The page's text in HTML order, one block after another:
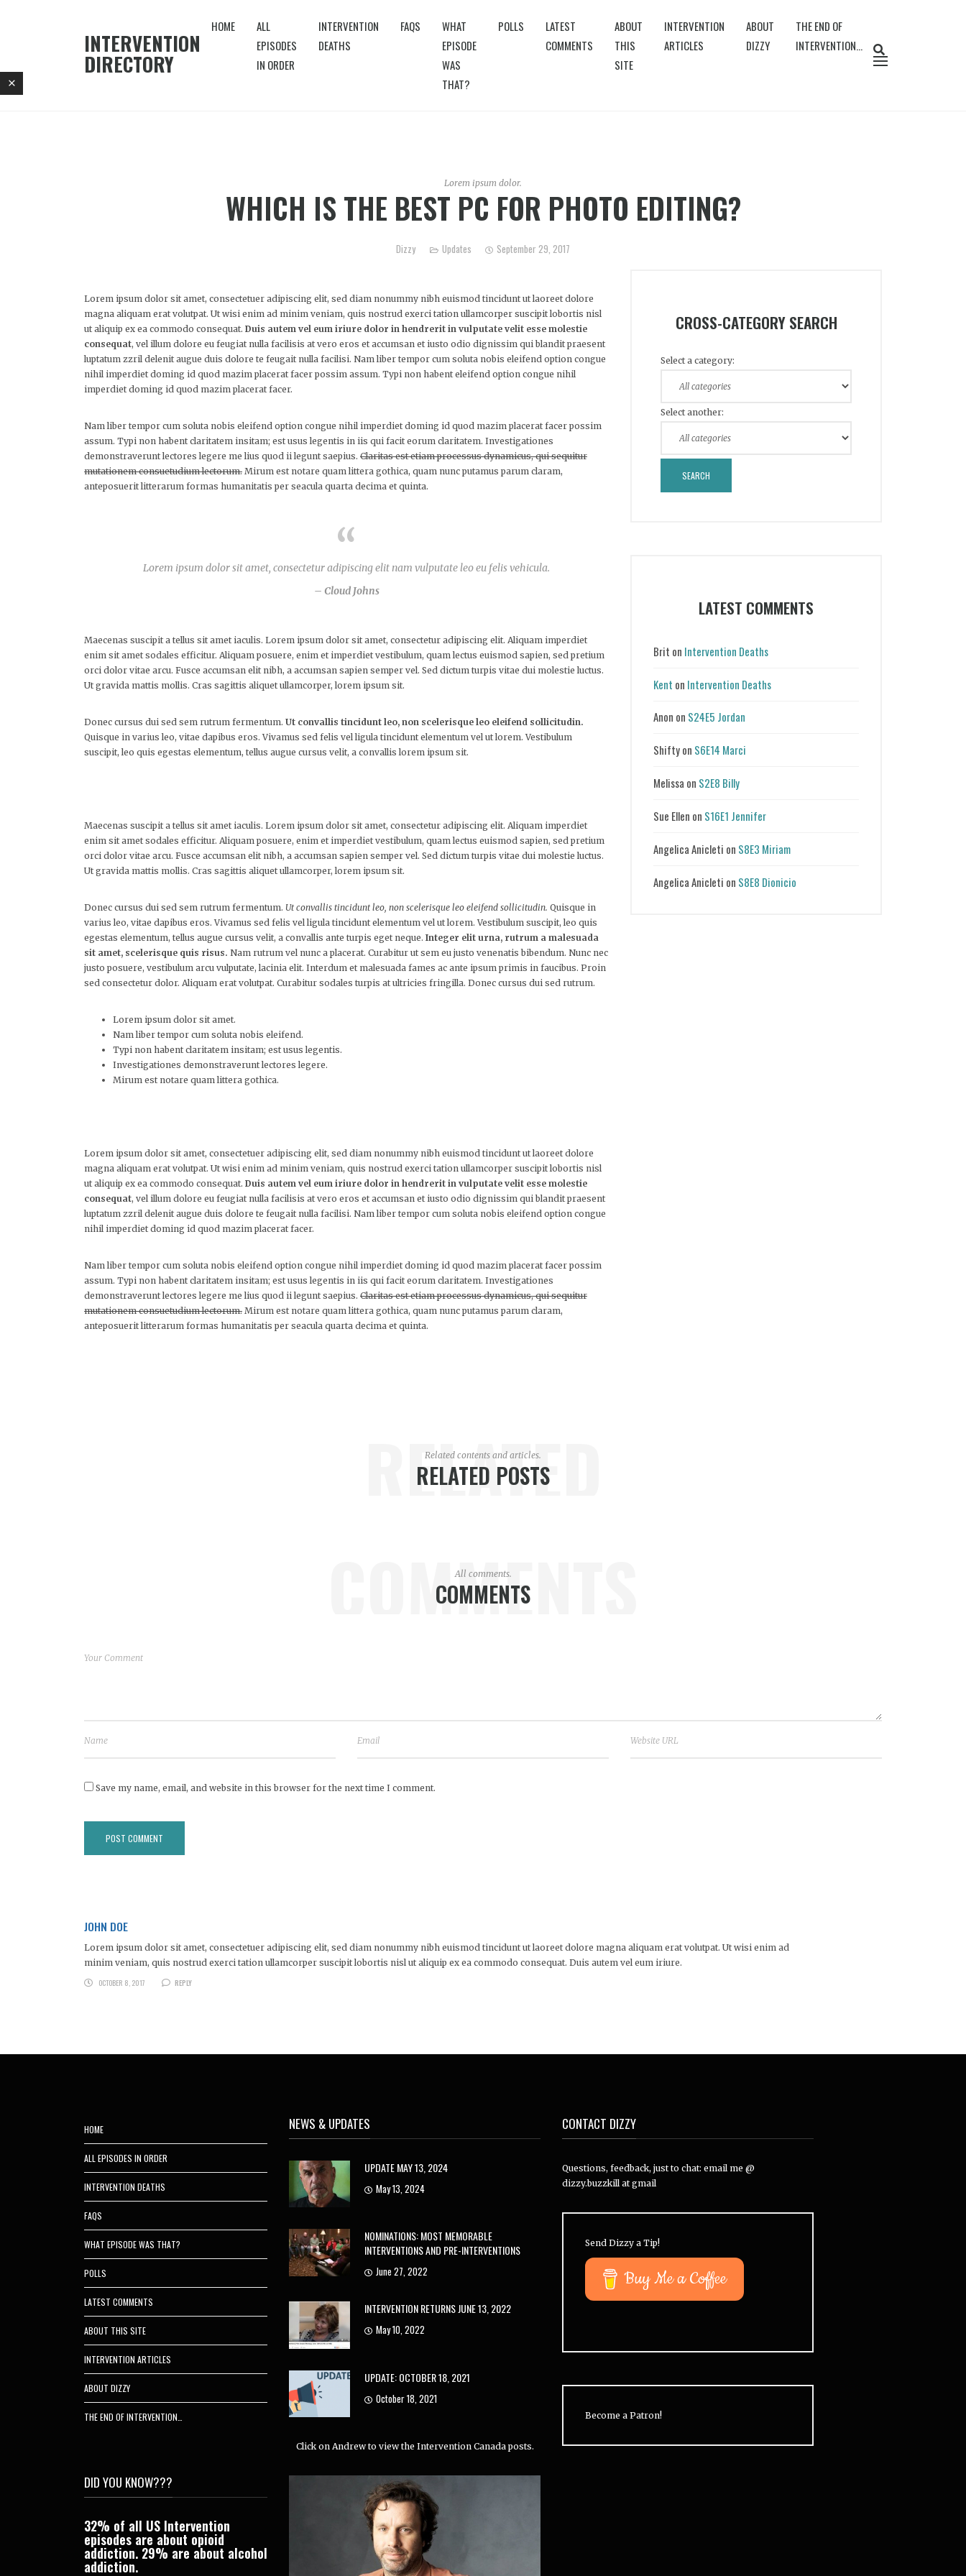
INTERVENTION
DIRECTORY
HOME
ALL
EPISODES
IN ORDER
INTERVENTION
DEATHS
FAQS
WHAT
EPISODE
WAS
THAT?
POLLS
LATEST
COMMENTS
ABOUT
THIS
SITE
INTERVENTION
ARTICLES
ABOUT
DIZZY
THE END OF
INTERVENTION…
Lorem ipsum dolor.
WHICH IS THE BEST PC FOR PHOTO EDITING?
Dizzy Updates September 29, 2017
Lorem ipsum dolor sit amet, consectetuer adipiscing elit, sed diam nonummy nibh euismod tincidunt ut laoreet dolore
magna aliquam erat volutpat. Ut wisi enim ad minim veniam, quis nostrud exerci tation ullamcorper suscipit lobortis nisl
ut aliquip ex ea commodo consequat. Duis autem vel eum iriure dolor in hendrerit in vulputate velit esse molestie
consequat, vel illum dolore eu feugiat nulla facilisis at vero eros et accumsan et iusto odio dignissim qui blandit praesent
luptatum zzril delenit augue duis dolore te feugait nulla facilisi. Nam liber tempor cum soluta nobis eleifend option congue
nihil imperdiet doming id quod mazim placerat facer possim assum. Typi non habent eleifend option congue nihil
imperdiet doming id quod mazim placerat facer.
Nam liber tempor cum soluta nobis eleifend option congue nihil imperdiet doming id quod mazim placerat facer possim
assum. Typi non habent claritatem insitam; est usus legentis in iis qui facit eorum claritatem. Investigationes
demonstraverunt lectores legere me lius quod ii legunt saepius. Claritas est etiam processus dynamicus, qui sequitur
mutationem consuetudium lectorum. Mirum est notare quam littera gothica, quam nunc putamus parum claram,
anteposuerit litterarum formas humanitatis per seacula quarta decima et quinta.
Lorem ipsum dolor sit amet, consectetur adipiscing elit nam vulputate leo eu felis vehicula.
– Cloud Johns
Maecenas suscipit a tellus sit amet iaculis. Lorem ipsum dolor sit amet, consectetur adipiscing elit. Aliquam imperdiet
enim sit amet sodales efficitur. Aliquam posuere, enim et imperdiet vestibulum, quam lectus euismod sapien, sed pretium
orci dolor vitae arcu. Fusce accumsan elit nibh, a accumsan sapien semper vel. Sed dictum turpis vitae dui molestie luctus.
Ut gravida mattis mollis. Cras sagittis aliquet ullamcorper, lorem ipsum sit.
Donec cursus dui sed sem rutrum fermentum. Ut convallis tincidunt leo, non scelerisque leo eleifend sollicitudin.
Quisque in varius leo, vitae dapibus eros. Vivamus sed felis vel ligula tincidunt elementum vel ut lorem. Vestibulum
suscipit, leo quis egestas elementum, tellus augue cursus velit, a convallis lorem ipsum sit.
Maecenas suscipit a tellus sit amet iaculis. Lorem ipsum dolor sit amet, consectetur adipiscing elit. Aliquam imperdiet
enim sit amet sodales efficitur. Aliquam posuere, enim et imperdiet vestibulum, quam lectus euismod sapien, sed pretium
orci dolor vitae arcu. Fusce accumsan elit nibh, a accumsan sapien semper vel. Sed dictum turpis vitae dui molestie luctus.
Ut gravida mattis mollis. Cras sagittis aliquet ullamcorper, lorem ipsum sit.
Donec cursus dui sed sem rutrum fermentum. Ut convallis tincidunt leo, non scelerisque leo eleifend sollicitudin. Quisque in
varius leo, vitae dapibus eros. Vivamus sed felis vel ligula tincidunt elementum vel ut lorem. Vestibulum suscipit, leo quis
egestas elementum, tellus augue cursus velit, a convallis ante turpis eget neque. Integer elit urna, rutrum a malesuada
sit amet, scelerisque quis risus. Nam rutrum vel nunc a placerat. Curabitur ut sem eu justo venenatis bibendum. Nunc nec
justo posuere, vestibulum arcu vulputate, lacinia elit. Interdum et malesuada fames ac ante ipsum primis in faucibus. Proin
sed consectetur dolor. Aliquam erat volutpat. Curabitur sodales turpis at ultricies fringilla. Donec cursus dui sed rutrum.
Lorem ipsum dolor sit amet.
Nam liber tempor cum soluta nobis eleifend.
Typi non habent claritatem insitam; est usus legentis.
Investigationes demonstraverunt lectores legere.
Mirum est notare quam littera gothica.
Lorem ipsum dolor sit amet, consectetuer adipiscing elit, sed diam nonummy nibh euismod tincidunt ut laoreet dolore
magna aliquam erat volutpat. Ut wisi enim ad minim veniam, quis nostrud exerci tation ullamcorper suscipit lobortis nisl
ut aliquip ex ea commodo consequat. Duis autem vel eum iriure dolor in hendrerit in vulputate velit esse molestie
consequat, vel illum dolore eu feugiat nulla facilisis at vero eros et accumsan et iusto odio dignissim qui blandit praesent
luptatum zzril delenit augue duis dolore te feugait nulla facilisi. Nam liber tempor cum soluta nobis eleifend option congue
nihil imperdiet doming id quod mazim placerat facer.
Nam liber tempor cum soluta nobis eleifend option congue nihil imperdiet doming id quod mazim placerat facer possim
assum. Typi non habent claritatem insitam; est usus legentis in iis qui facit eorum claritatem. Investigationes
demonstraverunt lectores legere me lius quod ii legunt saepius. Claritas est etiam processus dynamicus, qui sequitur
mutationem consuetudium lectorum. Mirum est notare quam littera gothica, quam nunc putamus parum claram,
anteposuerit litterarum formas humanitatis per seacula quarta decima et quinta.
CROSS-CATEGORY SEARCH
Select a category:
Select another:
LATEST COMMENTS
Brit on Intervention Deaths
Kent on Intervention Deaths
Anon on S24E5 Jordan
Shiftyon S6E14 Marci
Melissa on S2E8 Billy
Sue Ellen on S16E1 Jennifer
Angelica Anicleti on S8E3 Miriam
Angelica Anicleti on S8E8 Dionicio
RELATED
Related contents and articles.
RELATED POSTS
COMMENTS
All comments.
COMMENTS
Save my name, email, and website in this browser for the next time I comment.
JOHN DOE
Lorem ipsum dolor sit amet, consectetuer adipiscing elit, sed diam nonummy nibh euismod tincidunt ut laoreet dolore magna aliquam erat volutpat. Ut wisi enim ad
minim veniam, quis nostrud exerci tation ullamcorper suscipit lobortis nisl ut aliquip ex ea commodo consequat. Duis autem vel eum iriure.
OCTOBER 8, 2017
REPLY
HOME
ALL EPISODES IN ORDER
INTERVENTION DEATHS
FAQS
WHAT EPISODE WAS THAT?
POLLS
LATEST COMMENTS
ABOUT THIS SITE
INTERVENTION ARTICLES
ABOUT DIZZY
THE END OF INTERVENTION…
DID YOU KNOW???
32% of all US Intervention
episodes are about opioid
addiction. 29% are about alcohol
addiction.
Candy has conducted 33% of all
Interventions (US). Jeff is right
NEWS & UPDATES
UPDATE MAY 13, 2024
May 13, 2024
NOMINATIONS: MOST MEMORABLE
INTERVENTIONS AND PRE-INTERVENTIONS
June 27, 2022
INTERVENTION RETURNS JUNE 13, 2022
May 10, 2022
UPDATE: OCTOBER 18, 2021
October 18, 2021
Click on Andrew to view the Intervention Canada posts.
CONTACT DIZZY
Questions, feedback, just to chat: email me @
dizzy.buzzkill at gmail
Send Dizzy a Tip!
Buy Me a Coffee
Become a Patron!